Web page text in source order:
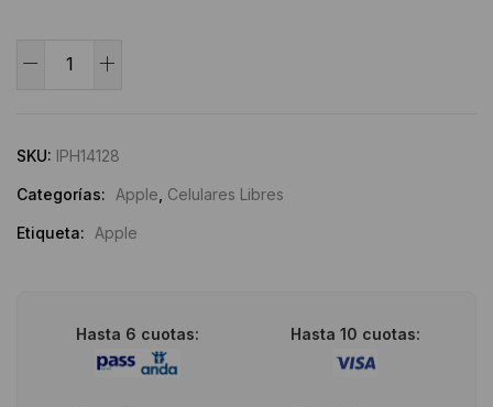
GB
CPO
cantidad
SKU: IPH14128
Categorías: Apple Celulares Libres
Etiqueta: Apple
Hasta 6 cuotas: Hasta 10 cuotas: